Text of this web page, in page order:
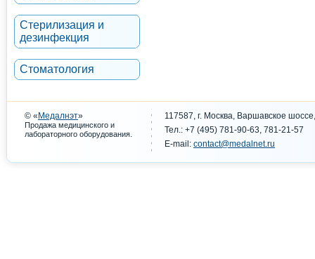
Стерилизация и
дезинфекция
Стоматология
© « Медалнэт»
Продажа медицинского и
лабораторного оборудования.
117587, г. Москва, Варшавское
Тел.: +7 (495) 781-90-63, 781-21-57
E-mail: contact@medalnet.ru